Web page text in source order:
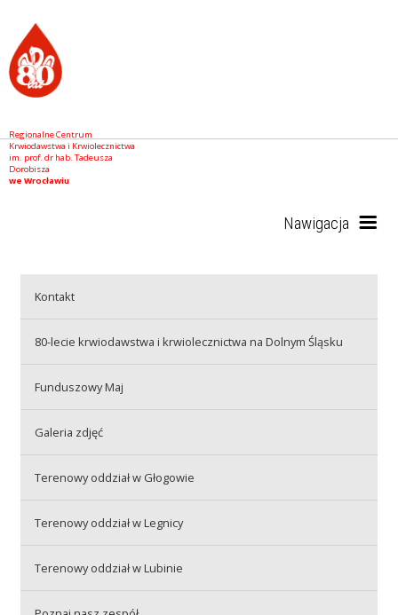
Regionalne Centrum
Krwiodawstwa i Krwiolecznictwa
im. prof. dr hab. Tadeusza
Dorobisza
we Wrocławiu
Nawigacja
Akcje wyjazdowe
Kontakt
80-lecie krwiodawstwa i krwiolecznictwa na Dolnym Śląsku
Funduszowy Maj
Galeria zdjęć
Terenowy oddział w Głogowie
Terenowy oddział w Legnicy
Terenowy oddział w Lubinie